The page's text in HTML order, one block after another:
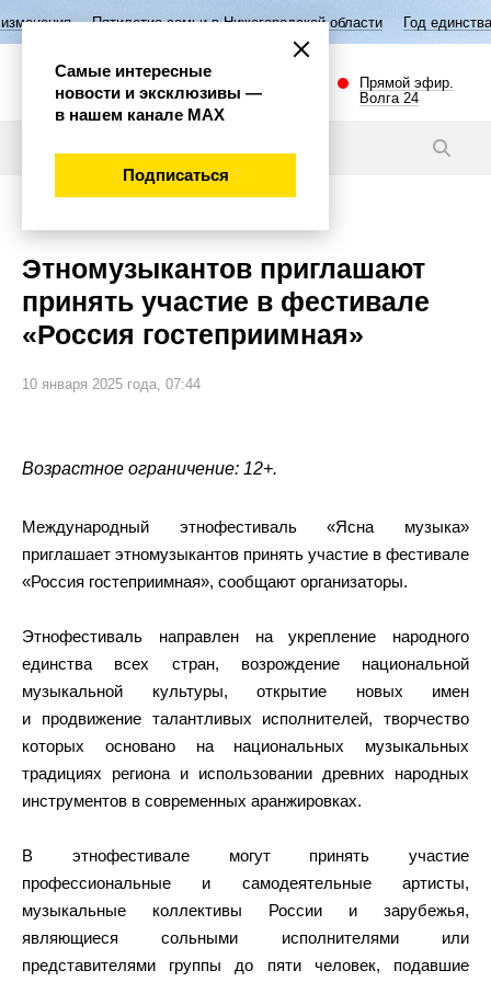
семьи в Нижегородской области Год единства народов России
Прямой эфир.
Волга 24
Этномузыкантов приглашают
принять участие в фестивале
«Россия гостеприимная»
10 января 2025 года, 07:44
Возрастное ограничение: 12+.
Международный этнофестиваль «Ясна музыка»
приглашает этномузыкантов принять участие в фестивале
«Россия гостеприимная», сообщают организаторы.
Этнофестиваль направлен на укрепление народного
единства всех стран, возрождение национальной
музыкальной культуры, открытие новых имен
и продвижение талантливых исполнителей, творчество
которых основано на национальных музыкальных
традициях региона и использовании древних народных
инструментов в современных аранжировках.
В этнофестивале могут принять участие
профессиональные и самодеятельные артисты,
музыкальные коллективы России и зарубежья,
являющиеся сольными исполнителями или
представителями группы до пяти человек, подавшие
Самые интересные
новости и эксклюзивы —
в нашем канале МАХ
Подписаться